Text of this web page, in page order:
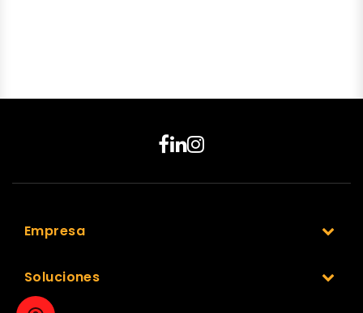
Empresa
Soluciones